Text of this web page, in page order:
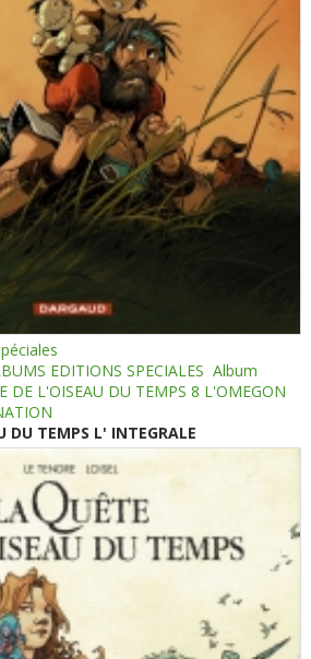
EDITIONS SPECIALES Album
DE L'OISEAU DU TEMPS 8 L'OMEGON
DU TEMPS L' INTEGRALE